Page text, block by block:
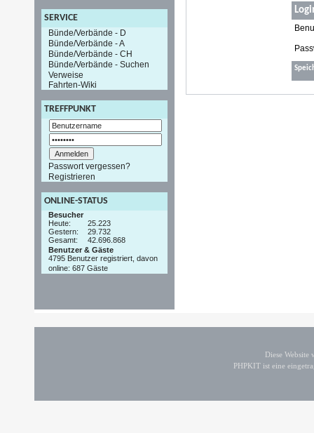
SERVICE
Bünde/Verbände - D
Bünde/Verbände - A
Bünde/Verbände - CH
Bünde/Verbände - Suchen
Verweise
Fahrten-Wiki
TREFFPUNKT
Passwort vergessen?
Registrieren
ONLINE-STATUS
Besucher
Heute:
25.223
Gestern:
29.732
Gesamt:
42.696.868
Benutzer & Gäste
4795 Benutzer registriert, davon
online: 687 Gäste
Diese
PHPKIT ist eine